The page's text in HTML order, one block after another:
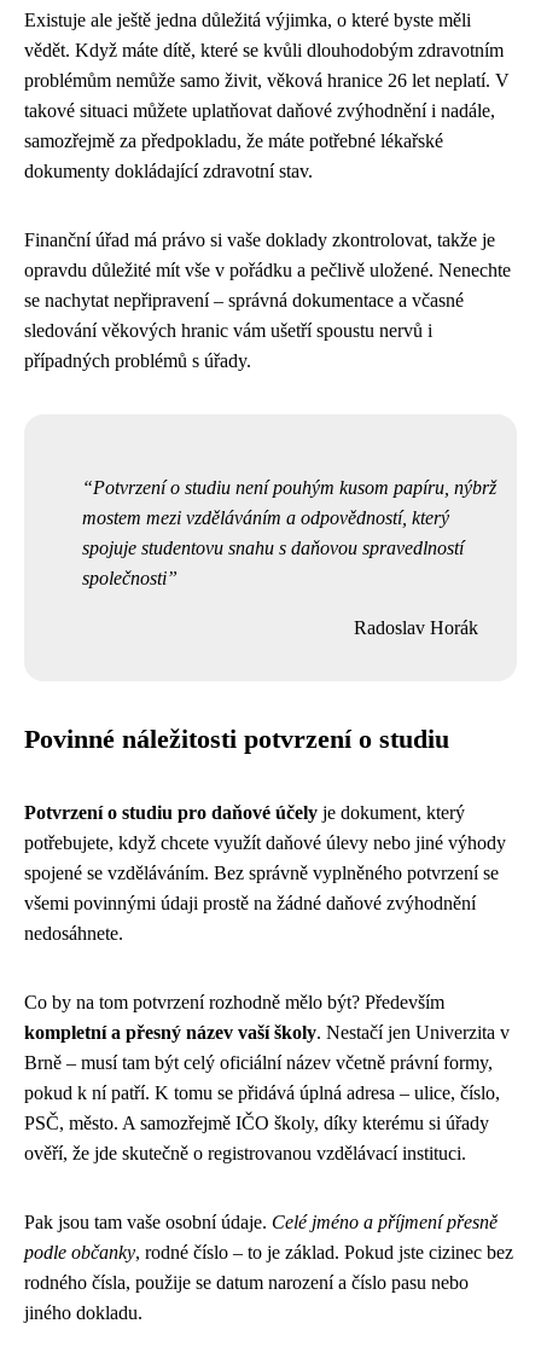
Existuje ale ještě jedna důležitá výjimka, o které byste měli
vědět. Když máte dítě, které se kvůli dlouhodobým zdravotním
problémům nemůže samo živit, věková hranice 26 let neplatí. V
takové situaci můžete uplatňovat daňové zvýhodnění i nadále,
samozřejmě za předpokladu, že máte potřebné lékařské
dokumenty dokládající zdravotní stav.
Finanční úřad má právo si vaše doklady zkontrolovat, takže je
opravdu důležité mít vše v pořádku a pečlivě uložené. Nenechte
se nachytat nepřipravení – správná dokumentace a včasné
sledování věkových hranic vám ušetří spoustu nervů i
případných problémů s úřady.
Potvrzení o studiu není pouhým kusom papíru, nýbrž
mostem mezi vzděláváním a odpovědností, který
spojuje studentovu snahu s daňovou spravedlností
společnosti
Radoslav Horák
Povinné náležitosti potvrzení o studiu
Potvrzení o studiu pro daňové účely je dokument, který
potřebujete, když chcete využít daňové úlevy nebo jiné výhody
spojené se vzděláváním. Bez správně vyplněného potvrzení se
všemi povinnými údaji prostě na žádné daňové zvýhodnění
nedosáhnete.
Co by na tom potvrzení rozhodně mělo být? Především
kompletní a přesný název vaší školy. Nestačí jen Univerzita v
Brně – musí tam být celý oficiální název včetně právní formy,
pokud k ní patří. K tomu se přidává úplná adresa – ulice, číslo,
PSČ, město. A samozřejmě IČO školy, díky kterému si úřady
ověří, že jde skutečně o registrovanou vzdělávací instituci.
Pak jsou tam vaše osobní údaje. Celé jméno a příjmení přesně
podle občanky, rodné číslo – to je základ. Pokud jste cizinec bez
rodného čísla, použije se datum narození a číslo pasu nebo
jiného dokladu.